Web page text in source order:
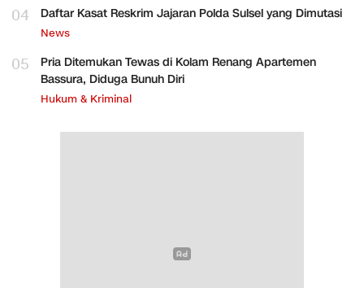
04 Daftar Kasat Reskrim Jajaran Polda Sulsel yang Dimutasi
News
05
Pria Ditemukan Tewas di Kolam Renang Apartemen
Bassura, Diduga Bunuh Diri
Hukum & Kriminal